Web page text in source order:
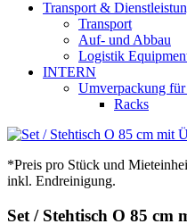
Transport &
Transport
Auf- und Abbau
Logistik
INTERN
Umverpackung
Racks
*Preis pro Stück und
inkl. Endreinigung.
Set / Stehtisch O 85 cm